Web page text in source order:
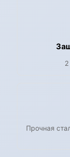
Прочная